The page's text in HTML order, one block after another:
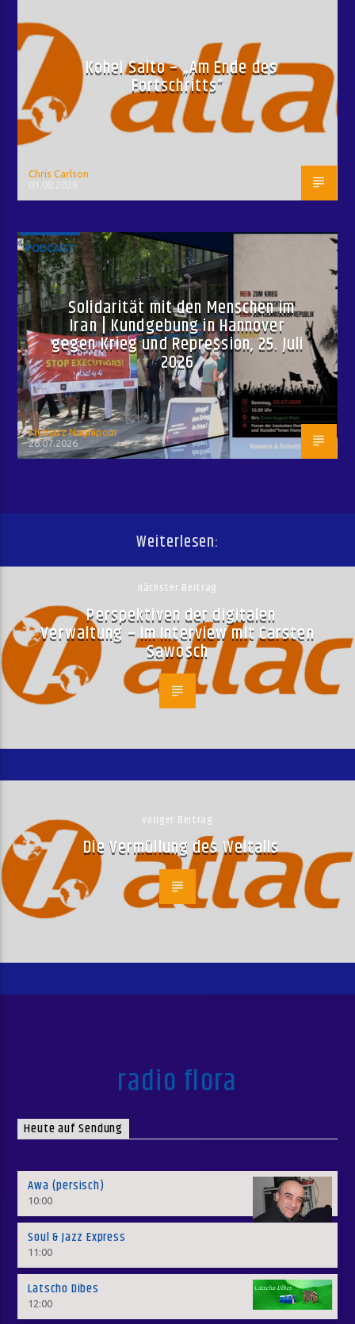
Kohei Saito – „Am Ende des
Fortschritts“
Chris Carlson
PODCAST
Solidarität mit den Menschen im
Iran | Kundgebung in Hannover
gegen Krieg und Repression, 25. Juli
2026
Kiumarz Naghipour
26.07.2026
Weiterlesen:
nächster Beitrag
Perspektiven der digitalen
Verwaltung – im Interview mit Carsten
Sawosch
voriger Beitrag
Die Vermüllung des Weltalls
radio flora
Heute auf Sendung
Awa (persisch)
10:00
Soul & Jazz Express
11:00
Latscho Dibes
12:00